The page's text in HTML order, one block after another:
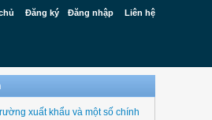
Đăng ký Đăng nhập Liên hệ
xuất khẩu và một số chính